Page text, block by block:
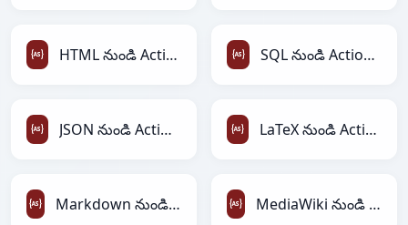
HTML నుండి ActionScript SQL నుండి ActionScript
JSON నుండి ActionScript LaTeX నుండి ActionScript
Markdown నుండి ActionScript MediaWiki నుండి ActionScript